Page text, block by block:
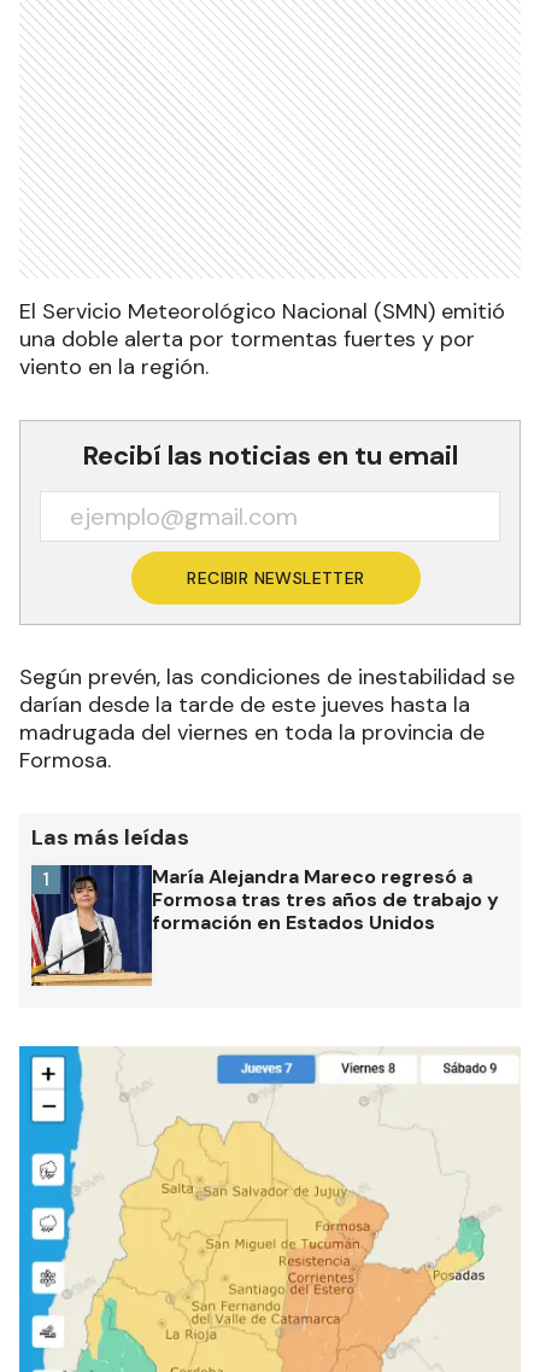
El Servicio Meteorológico Nacional (SMN) emitió
una doble alerta por tormentas fuertes y por
viento en la región.
Recibí las noticias en tu email
RECIBIR NEWSLETTER
Según prevén, las condiciones de inestabilidad se
darían desde la tarde de este jueves hasta la
madrugada del viernes en toda la provincia de
Formosa.
Las más leídas
María Alejandra Mareco regresó a
Formosa tras tres años de trabajo y
formación en Estados Unidos
1